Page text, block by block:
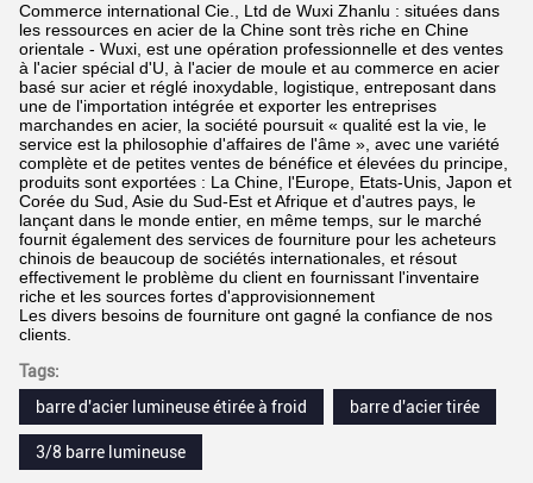
Commerce international Cie., Ltd de Wuxi Zhanlu : situées dans
les ressources en acier de la Chine sont très riche en Chine
orientale - Wuxi, est une opération professionnelle et des ventes
à l'acier spécial d'U, à l'acier de moule et au commerce en acier
basé sur acier et réglé inoxydable, logistique, entreposant dans
une de l'importation intégrée et exporter les entreprises
marchandes en acier, la société poursuit « qualité est la vie, le
service est la philosophie d'affaires de l'âme », avec une variété
complète et de petites ventes de bénéfice et élevées du principe,
produits sont exportées : La Chine, l'Europe, Etats-Unis, Japon et
Corée du Sud, Asie du Sud-Est et Afrique et d'autres pays, le
lançant dans le monde entier, en même temps, sur le marché
fournit également des services de fourniture pour les acheteurs
chinois de beaucoup de sociétés internationales, et résout
effectivement le problème du client en fournissant l'inventaire
riche et les sources fortes d'approvisionnement
Les divers besoins de fourniture ont gagné la confiance de nos
clients.
Tags:
barre d'acier lumineuse étirée à froid
barre d'acier tirée
3/8 barre lumineuse